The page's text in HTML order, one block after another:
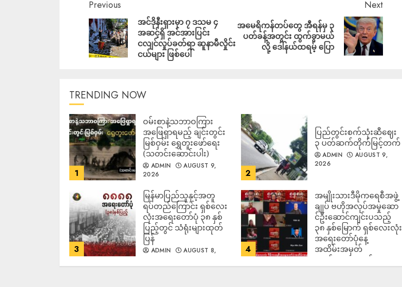
Previous
အင်ဒိုနီးရှားမှာ ၇ ဒသမ ၄
အဆင့်ရှိ အင်အားပြင်း
ငလျင်လှုပ်ခတ်ရာ ဆူနာမီလှိုင်း
ငယ်များ ဖြစ်ပေါ်
Next
အမေရိကန်တပ်တွေ အီရန်မှ ၃
ပတ်ခန့်အတွင်း ထွက်ခွာမယ်
လို့ ဒေါ်နယ်ထရမ့် ပြော
TRENDING NOW
1
ဝမ်းစာနဲ့သဘာဝကြား
အဖြေရှာရမည့် ချင်းတွင်း
မြစ်ဝှမ်း ရွှေတူးဖော်ရေး
(သတင်းဆောင်းပါး)
ADMIN
AUGUST 9,
2026
2
ပြည်တွင်းစက်သုံးဆီဈေး
၃ ပတ်ဆက်တိုက်မြင့်တက်
ADMIN
AUGUST 9,
2026
3
မြန်မာပြည်သူနှင့်အတူ
ရပ်တည်ကြောင်း ရှစ်လေး
လုံးအရေးတော်ပုံ ၃၈ နှစ်
ပြည့်တွင် သံရုံးများထုတ်
ပြန်
ADMIN
AUGUST 8,
4
အမျိုးသားဒီမိုကရေစီအဖွဲ့
ချုပ် ဗဟိုအလုပ်အမှုဆော
င်ဦးဆောင်ကျင်းပသည့်
၃၈ နှစ်မြောက် ရှစ်လေးလုံး
အရေးတော်ပုံနေ့
အထိမ်းအမှတ်
အခမ်းအနား ကျင်းပ